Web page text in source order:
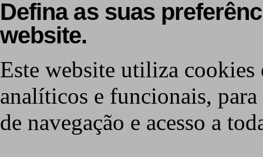
Defina as suas
website.
Este website utiliza cookies
analíticos e funcionais,
de navegação e acesso a